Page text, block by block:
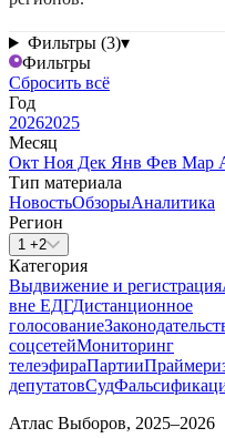
Фильтры (3)▾
Фильтры
Сбросить всё
Год
20262025
Месяц
Окт Ноя Дек Янв Фев Мар
Тип материала
НовостьОбзорыАналитика
Регион
1 +2
Категория
Выдвижение и регистрация
вне ЕДГДистанционное
голосование
соцсетейМониторинг
телеэфираПартии
депутатовСуд
Атлас Выборов, 2025–2026